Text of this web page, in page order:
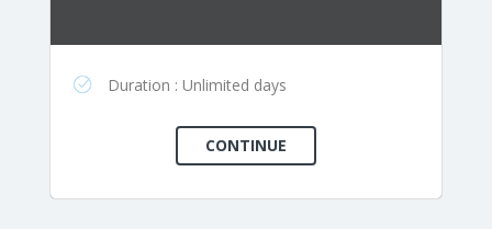
Duration : Unlimited days